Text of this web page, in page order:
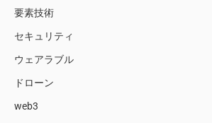
要素技術
セキュリティ
ウェアラブル
ドローン
web3